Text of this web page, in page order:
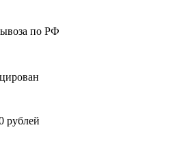
по РФ
рублей